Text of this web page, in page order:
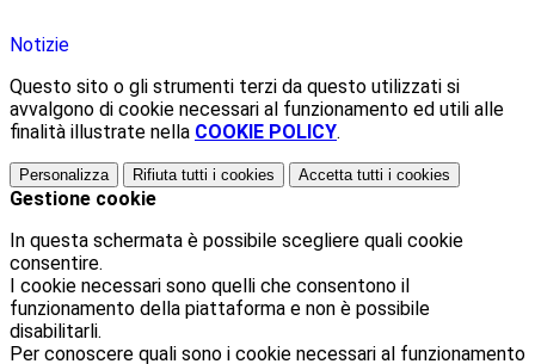
Notizie
Questo sito o gli strumenti terzi da questo utilizzati si
avvalgono di cookie necessari al funzionamento ed utili alle
finalità illustrate nella COOKIE POLICY.
Personalizza Rifiuta tutti i cookies Accetta tutti i cookies
Gestione cookie
In questa schermata è possibile scegliere quali cookie
consentire.
I cookie necessari sono quelli che consentono il
funzionamento della piattaforma e non è possibile
disabilitarli.
Per conoscere quali sono i cookie necessari al funzionamento